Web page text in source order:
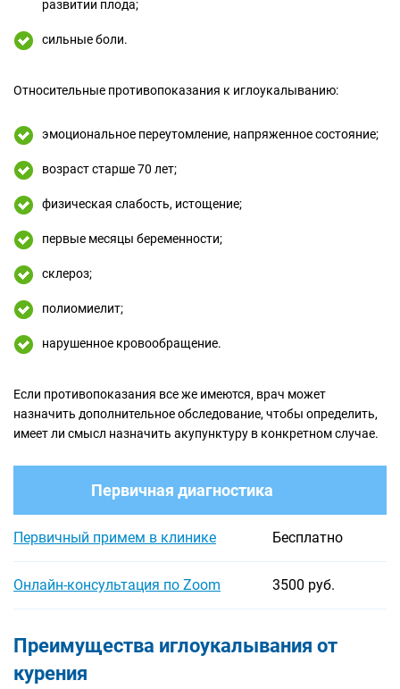
развитии плода;
сильные боли.
Относительные противопоказания к иглоукалыванию:
эмоциональное переутомление, напряженное состояние;
возраст старше 70 лет;
физическая слабость, истощение;
первые месяцы беременности;
склероз;
полиомиелит;
нарушенное кровообращение.
Если противопоказания все же имеются, врач может
назначить дополнительное обследование, чтобы определить,
имеет ли смысл назначить акупунктуру в конкретном случае.
Первичная диагностика
Первичный примем в клинике Бесплатно
Онлайн-консультация по Zoom 3500 руб.
Преимущества иглоукалывания от
курения